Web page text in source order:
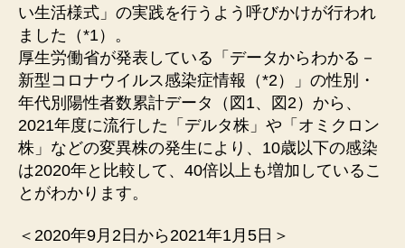
い⽣活様式」の実践を⾏うよう呼びかけが⾏われ
ました（*1）。
厚⽣労働省が発表している「データからわかる－
新型コロナウイルス感染症情報（*2）」の性別・
年代別陽性者数累計データ（図1、図2）から、
2021年度に流⾏した「デルタ株」や「オミクロン
株」などの変異株の発⽣により、10歳以下の感染
は2020年と⽐較して、40倍以上も増加しているこ
とがわかります。
＜2020年9⽉2⽇から2021年1⽉5⽇＞